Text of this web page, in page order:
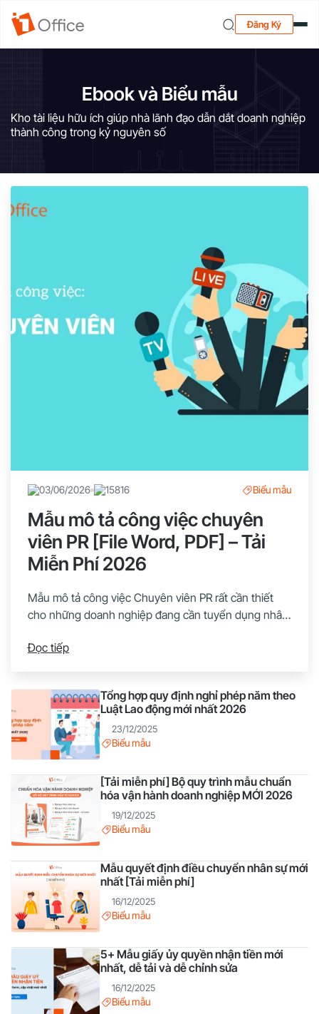
Đăng Ký
Ebook và Biểu mẫu
Kho tài liệu hữu ích giúp nhà lãnh đạo dẫn dắt doanh nghiệp
thành công trong kỷ nguyên số
03/06/2026 15816 Biểu mẫu
Mẫu mô tả công việc chuyên
viên PR [File Word, PDF] – Tải
Miễn Phí 2026
Mẫu mô tả công việc Chuyên viên PR rất cần thiết
cho những doanh nghiệp đang cần tuyển dụng nhân
tả công việc cho nhân viên truyền thông thì hãy tham
Đọc tiếp
Tổng hợp quy định nghỉ phép năm theo
Luật Lao động mới nhất 2026
23/12/2025
Biểu mẫu
[Tải miễn phí] Bộ quy trình mẫu chuẩn
hóa vận hành doanh nghiệp MỚI 2026
19/12/2025
Biểu mẫu
Mẫu quyết định điều chuyển nhân sự mới
nhất [Tải miễn phí]
16/12/2025
Biểu mẫu
5+ Mẫu giấy ủy quyền nhận tiền mới
nhất, dễ tải và dễ chỉnh sửa
16/12/2025
Biểu mẫu